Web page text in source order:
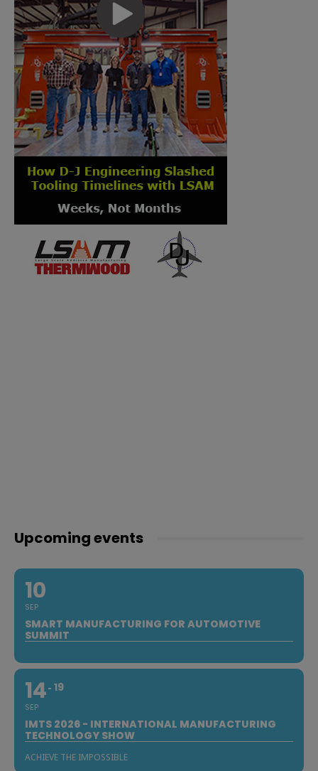
Upcoming events
10
SEP
SMART MANUFACTURING FOR AUTOMOTIVE
SUMMIT
14
SEP
19
IMTS 2026 - INTERNATIONAL MANUFACTURING
TECHNOLOGY SHOW
ACHIEVE THE IMPOSSIBLE